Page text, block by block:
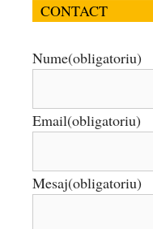
CONTACT
Nume(obligatoriu)
Email(obligatoriu)
Mesaj(obligatoriu)